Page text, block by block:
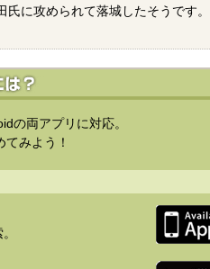
に攻められて落城したそうです。
の両アプリに対応。
みよう！